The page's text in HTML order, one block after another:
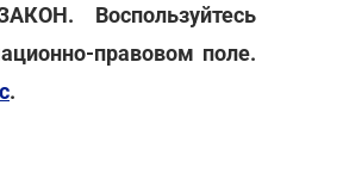
Воспользуйтесь
правовом поле.
.